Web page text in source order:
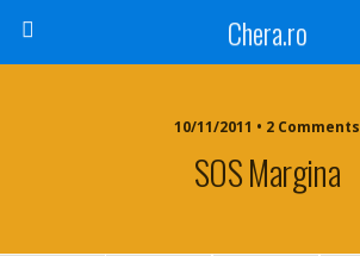
Chera.ro
10/11/2011 • 2 Comments
SOS Margina